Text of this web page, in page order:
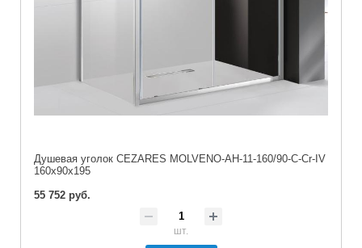
Душевая уголок CEZARES MOLVENO-AH-11-160/90-C-Cr-IV
160x90x195
55 752 руб.
шт.